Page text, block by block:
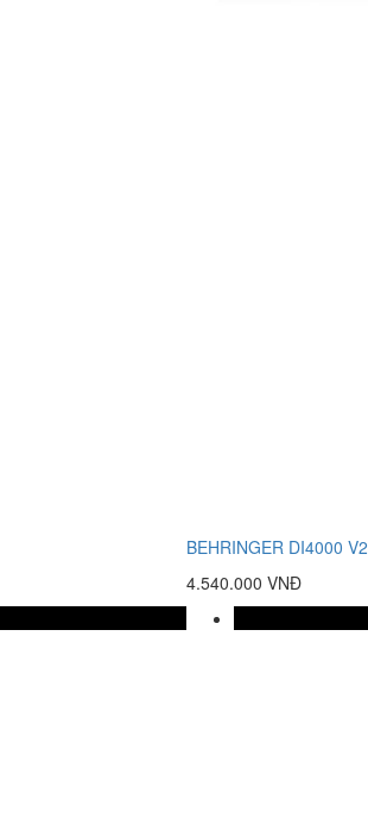
BEHRINGER DI4000 V2
4.540.000 VNĐ